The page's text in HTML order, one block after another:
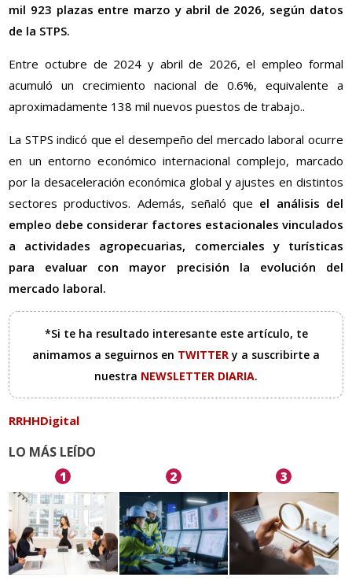
mil 923 plazas entre marzo y abril de 2026, según datos
de la STPS.
Entre octubre de 2024 y abril de 2026, el empleo formal
acumuló un crecimiento nacional de 0.6%, equivalente a
aproximadamente 138 mil nuevos puestos de trabajo..
La STPS indicó que el desempeño del mercado laboral ocurre
en un entorno económico internacional complejo, marcado
por la desaceleración económica global y ajustes en distintos
sectores productivos. Además, señaló que el análisis del
empleo debe considerar factores estacionales vinculados
a actividades agropecuarias, comerciales y turísticas
para evaluar con mayor precisión la evolución del
mercado laboral.
*Si te ha resultado interesante este artículo, te
animamos a seguirnos en TWITTERy a suscribirte a
nuestra NEWSLETTER DIARIA.
RRHHDigital
LO MÁS LEÍDO
1 2 3